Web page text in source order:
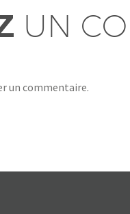
UN
un commentaire.